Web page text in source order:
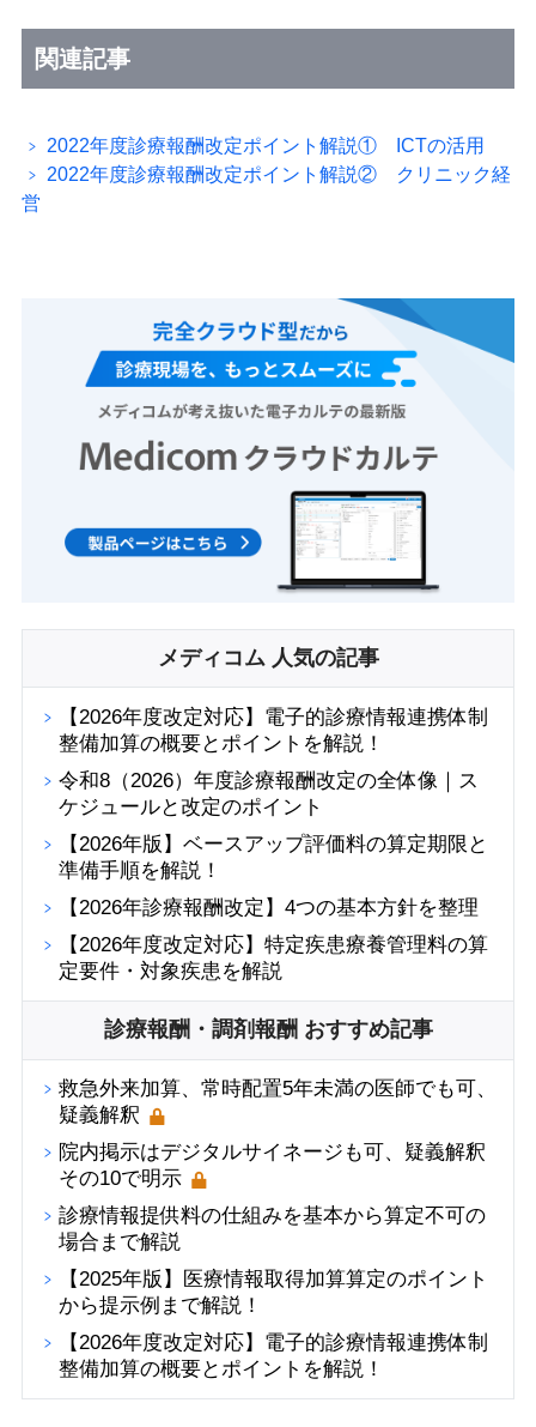
関連記事
2022年度診療報酬改定ポイント解説① ICTの活用
2022年度診療報酬改定ポイント解説② クリニック経
営
メディコム 人気の記事
【2026年度改定対応】電子的診療情報連携体制
整備加算の概要とポイントを解説！
令和8（2026）年度診療報酬改定の全体像｜ス
ケジュールと改定のポイント
【2026年版】ベースアップ評価料の算定期限と
準備手順を解説！
【2026年診療報酬改定】4つの基本方針を整理
【2026年度改定対応】特定疾患療養管理料の算
定要件・対象疾患を解説
診療報酬・調剤報酬 おすすめ記事
救急外来加算、常時配置5年未満の医師でも可、
疑義解釈
院内掲示はデジタルサイネージも可、疑義解釈
その10で明示
診療情報提供料の仕組みを基本から算定不可の
場合まで解説
【2025年版】医療情報取得加算算定のポイント
から提示例まで解説！
【2026年度改定対応】電子的診療情報連携体制
整備加算の概要とポイントを解説！